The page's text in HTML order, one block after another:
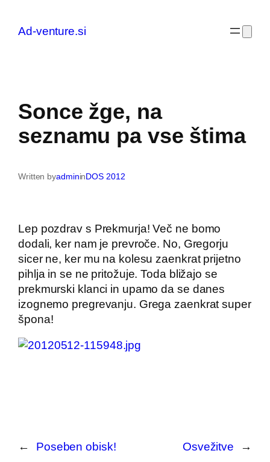
vsebino
Ad-venture.si
Sonce žge, na
seznamu pa vse štima
Written byadmininDOS 2012
Lep pozdrav s Prekmurja! Več ne bomo
dodali, ker nam je prevroče. No, Gregorju
sicer ne, ker mu na kolesu zaenkrat prijetno
pihlja in se ne pritožuje. Toda bližajo se
prekmurski klanci in upamo da se danes
izognemo pregrevanju. Grega zaenkrat super
špona!
← Poseben obisk! Osvežitve →